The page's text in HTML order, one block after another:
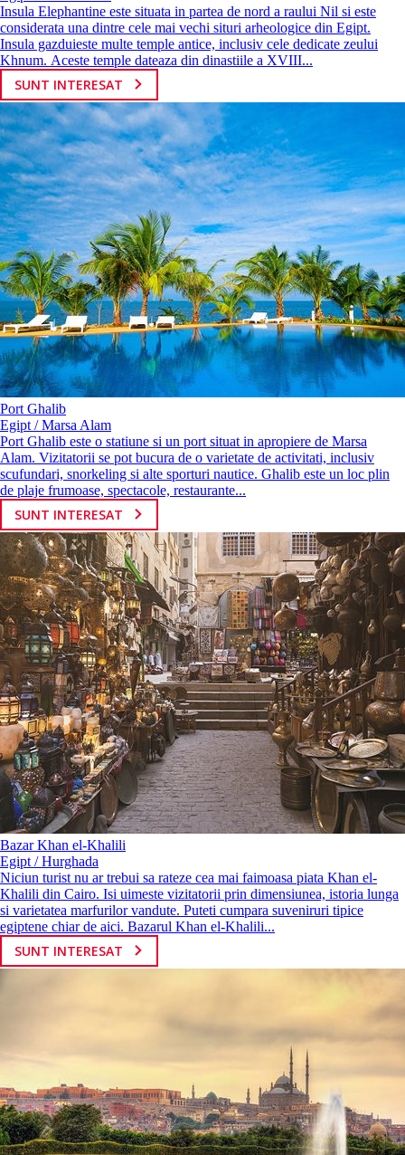
Insula Elephantine este situata in partea de nord a raului Nil si este
considerata una dintre cele mai vechi situri arheologice din Egipt.
Insula gazduieste multe temple antice, inclusiv cele dedicate zeului
Khnum. Aceste temple dateaza din dinastiile a XVIII...
SUNT INTERESAT
Port Ghalib
Egipt / Marsa Alam
Port Ghalib este o statiune si un port situat in apropiere de Marsa
Alam. Vizitatorii se pot bucura de o varietate de activitati, inclusiv
scufundari, snorkeling si alte sporturi nautice. Ghalib este un loc plin
de plaje frumoase, spectacole, restaurante...
SUNT INTERESAT
Bazar Khan el-Khalili
Egipt / Hurghada
Niciun turist nu ar trebui sa rateze cea mai faimoasa piata Khan el-
Khalili din Cairo. Isi uimeste vizitatorii prin dimensiunea, istoria lunga
si varietatea marfurilor vandute. Puteti cumpara suveniruri tipice
egiptene chiar de aici. Bazarul Khan el-Khalili...
SUNT INTERESAT